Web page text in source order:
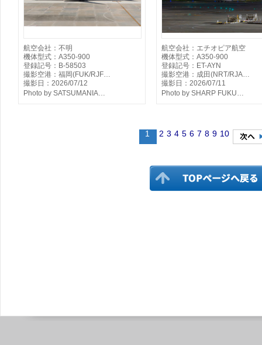
航空会社：不明
機体型式：A350-900
登録記号：B-58503
撮影空港：福岡(FUK/RJF…
撮影日：2026/07/12
Photo by SATSUMANIA…
航空会社：エチオピア航空
機体型式：A350-900
登録記号：ET-AYN
撮影空港：成田(NRT/RJA…
撮影日：2026/07/11
Photo by SHARP FUKU…
1 2 3 4 5 6 7 8 9 10